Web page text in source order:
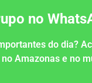
no
do dia?
Amazonas e no